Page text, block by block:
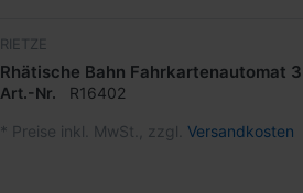
RIETZE
Rhätische Bahn Fahrkartenautomat
Art.-Nr. R16402
* Preise inkl. MwSt., zzgl. Versandkosten